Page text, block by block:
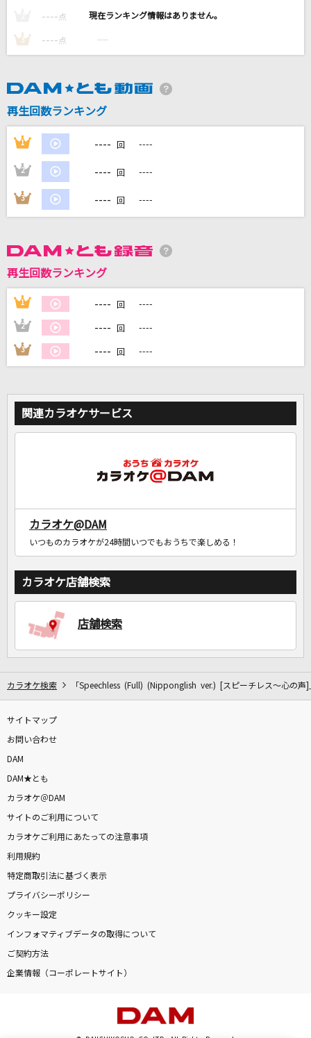
カラオケをもっと楽しもう！
自宅でカラオケ歌い放題！
家族や友達と一緒に！練習にも！
---- 点 ----
3 ---- 点 ----
再生回数ランキング
1 ---- 回 ----
2 ---- 回 ----
3 ---- 回 ----
再生回数ランキング
1 ---- 回 ----
2 ---- 回 ----
3 ---- 回 ----
関連カラオケサービス
カラオケ@DAM
いつものカラオケが24時間いつでもおうちで楽しめる！
カラオケ店舗検索
店舗検索
カラオケ検索 「Speechless (Full) (Nipponglish ver.) [スピーチレス～心の声]
サイトマップ
お問い合わせ
DAM
DAM★とも
カラオケ＠DAM
サイトのご利用について
カラオケご利用にあたっての注意事項
利用規約
特定商取引法に基づく表示
プライバシーポリシー
クッキー設定
インフォマティブデータの取得について
ご契約方法
企業情報（コーポレートサイト）